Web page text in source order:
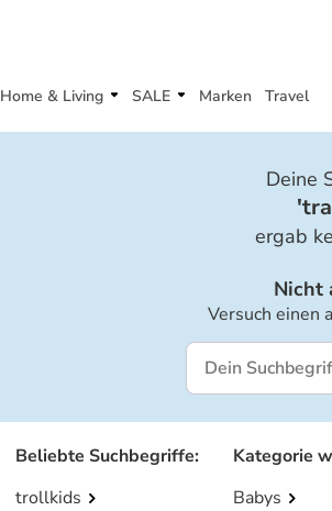
Home & Living SALE Marken Travel
Deine
'
ergab
Nicht
Versuch einen
Beliebte Suchbegriffe:
trollkids
Kategorie
Babys